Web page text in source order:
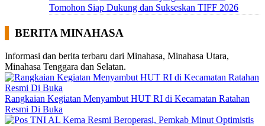
Tomohon Siap Dukung dan Sukseskan TIFF 2026
BERITA MINAHASA
Informasi dan berita terbaru dari Minahasa, Minahasa Utara,
Minahasa Tenggara dan Selatan.
Rangkaian Kegiatan Menyambut HUT RI di Kecamatan Ratahan
Resmi Di Buka